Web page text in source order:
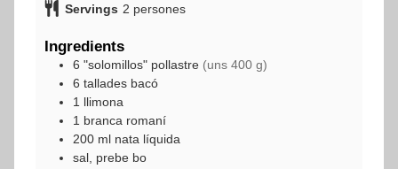
Servings 2 persones
Ingredients
6 "solomillos" pollastre (uns 400 g)
6 tallades bacó
1 llimona
1 branca romaní
200 ml nata líquida
sal, prebe bo